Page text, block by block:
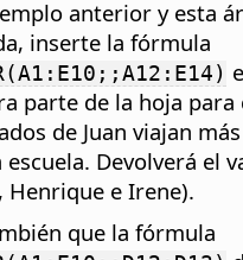
anterior y esta
inserte la fórmula
parte de la hoja
de Juan viajan
Devolverá el
Henrique e Irene).
que la fórmula